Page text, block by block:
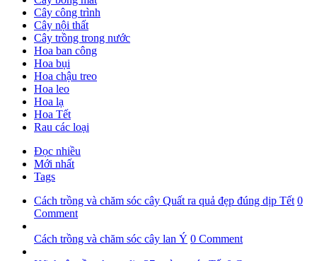
Cây công trình
Cây nội thất
Cây trồng trong nước
Hoa ban công
Hoa bụi
Hoa chậu treo
Hoa leo
Hoa lạ
Hoa Tết
Rau các loại
Đọc nhiều
Mới nhất
Tags
Cách trồng và chăm sóc cây Quất ra quả đẹp đúng dịp Tết 0
Comment
Cách trồng và chăm sóc cây lan Ý 0 Comment